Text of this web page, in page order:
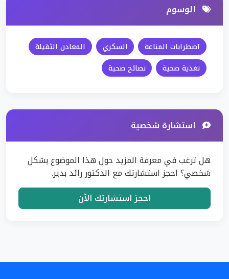
الوسوم
اضطرابات المناعة السكري
المعادن الثقيلة
تغذية صحية
نصائح صحية
استشارة شخصية
هل ترغب في معرفة المزيد حول هذا الموضوع بشكل
شخصي؟ احجز استشارتك مع الدكتور رائد بدير.
احجز استشارتك الآن